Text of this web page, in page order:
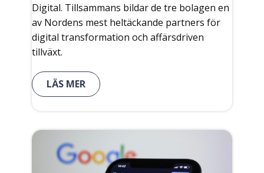
Digital. Tillsammans bildar de tre bolagen en
av Nordens mest heltäckande partners för
digital transformation och affärsdriven
tillväxt.
LÄS MER